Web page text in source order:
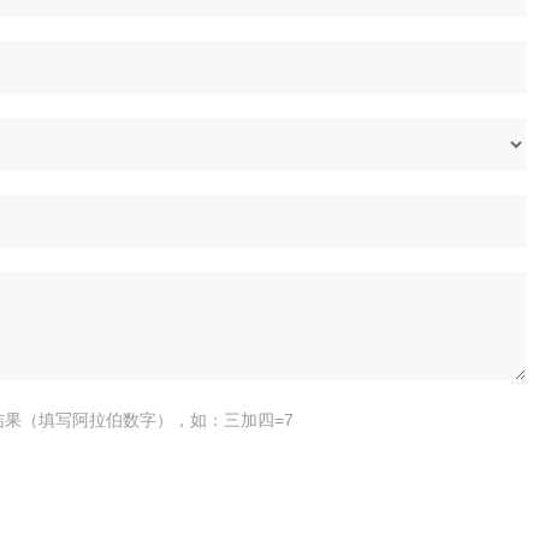
（填写阿拉伯数字），如：三加四=7